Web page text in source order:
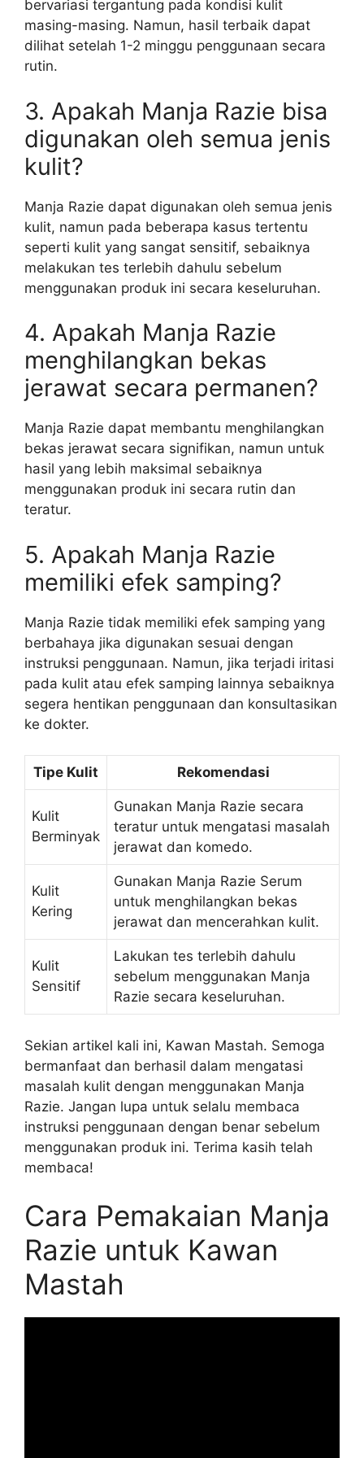
bervariasi tergantung pada kondisi kulit
masing-masing. Namun, hasil terbaik dapat
dilihat setelah 1-2 minggu penggunaan secara
rutin.
3. Apakah Manja Razie bisa
digunakan oleh semua jenis
kulit?
Manja Razie dapat digunakan oleh semua jenis
kulit, namun pada beberapa kasus tertentu
seperti kulit yang sangat sensitif, sebaiknya
melakukan tes terlebih dahulu sebelum
menggunakan produk ini secara keseluruhan.
4. Apakah Manja Razie
menghilangkan bekas
jerawat secara permanen?
Manja Razie dapat membantu menghilangkan
bekas jerawat secara signifikan, namun untuk
hasil yang lebih maksimal sebaiknya
menggunakan produk ini secara rutin dan
teratur.
5. Apakah Manja Razie
memiliki efek samping?
Manja Razie tidak memiliki efek samping yang
berbahaya jika digunakan sesuai dengan
instruksi penggunaan. Namun, jika terjadi iritasi
pada kulit atau efek samping lainnya sebaiknya
segera hentikan penggunaan dan konsultasikan
ke dokter.
Tipe Kulit Rekomendasi
Kulit
Berminyak
Gunakan Manja Razie secara
teratur untuk mengatasi masalah
jerawat dan komedo.
Kulit
Kering
Gunakan Manja Razie Serum
untuk menghilangkan bekas
jerawat dan mencerahkan kulit.
Kulit
Sensitif
Lakukan tes terlebih dahulu
sebelum menggunakan Manja
Razie secara keseluruhan.
Sekian artikel kali ini, Kawan Mastah. Semoga
bermanfaat dan berhasil dalam mengatasi
masalah kulit dengan menggunakan Manja
Razie. Jangan lupa untuk selalu membaca
instruksi penggunaan dengan benar sebelum
menggunakan produk ini. Terima kasih telah
membaca!
Cara Pemakaian Manja
Razie untuk Kawan
Mastah